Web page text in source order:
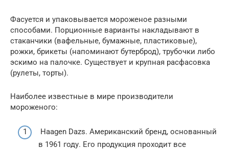
Фасуется и упаковывается мороженое разными
способами. Порционные варианты накладывают в
стаканчики (вафельные, бумажные, пластиковые),
рожки, брикеты (напоминают бутерброд), трубочки либо
эскимо на палочке. Существует и крупная расфасовка
(рулеты, торты).
Наиболее известные в мире производители
мороженого:
Haagen Dazs. Американский бренд, основанный
в 1961 году. Его продукция проходит все